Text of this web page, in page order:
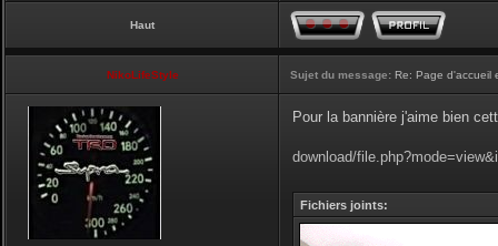
Haut
NikoLifeStyle Sujet du message: Re: Page d'accueil
Pour la bannière j'aime bien
download/
Fichiers joints: